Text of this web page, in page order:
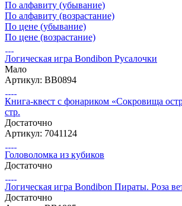
По алфавиту (убывание)
По алфавиту (возрастание)
По цене (убывание)
По цене (возрастание)
Логическая игра Bondibon Русалочки
Мало
Артикул: ВВ0894
Книга-квест с фонариком «Сокровища
стр.
Достаточно
Артикул: 7041124
Головоломка из кубиков
Достаточно
Логическая игра Bondibon Пираты. Роза
Достаточно